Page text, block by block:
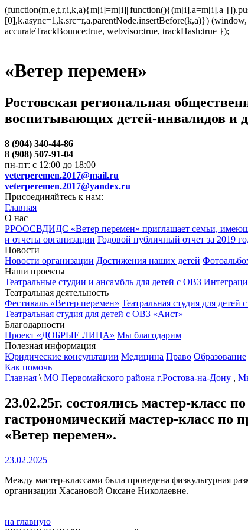
[0],k.async=1,k.src=r,a.parentNode.insertBefore(k,a)})
accurateTrackBounce:true, webvisor:true, trackHash:true });
«Ветер перемен»
Ростовская региональная
воспитывающих детей-инвалидов и
8 (904) 340-44-86
8 (908) 507-91-04
пн-пт: с 12:00 до 18:00
veterperemen.2017@mail.ru
veterperemen.2017@yandex.ru
Присоединяйтесь к нам:
Главная
О нас
РРООСВДИДС «Ветер перемен» приглашает семьи,
и отчеты организации Годовой публичный отчет за 2019
Новости
Новости организации Достижения наших детей
Наши проекты
Театральные студии и ансамбль для детей с ОВЗ
Театральная деятельность
Фестиваль «Ветер перемен» Театральная студия для детей
Театральная студия для детей с ОВЗ «Аист»
Благодарности
Проект «ДОБРЫЕ ЛИЦА» Мы благодарим
Полезная информация
Юридические консультации Медицина Право Образование
Как помочь
Главная \ МО Первомайского района г.Ростова-на-Дону ,
23.02.25г. состоялись мастер-класс
гастрономический мастер-класс
«Ветер перемен».
23.02.2025
Между мастер-классами была проведена физкультурная
организации Хасановой Оксане Николаевне.
на главную